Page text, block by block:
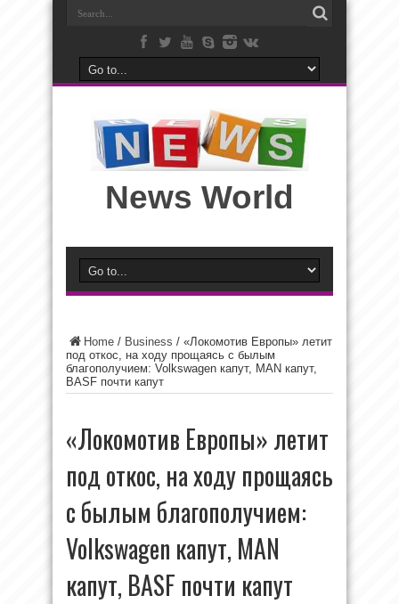
News World
Home / Business / «Локомотив Европы» летит
под откос, на ходу прощаясь с былым
благополучием: Volkswagen капут, MAN капут,
BASF почти капут
«Локомотив Европы» летит
под откос, на ходу прощаясь
с былым благополучием:
Volkswagen капут, MAN
капут, BASF почти капут